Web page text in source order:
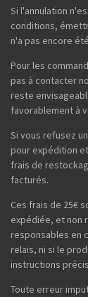
Si l'annulation
conditions,
n'a pas encore
Pour les
pas à contacter
reste
favorablement à
Si vous refusez
pour expédition
frais de
facturés.
Ces frais de 25€
expédiée, et non
responsables en
relais, ni si le
instructions
Toute erreur